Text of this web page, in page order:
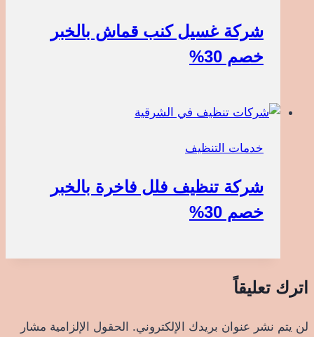
شركة غسيل كنب قماش بالخبر
خصم 30%
خدمات التنظيف
شركة تنظيف فلل فاخرة بالخبر
خصم 30%
اترك تعليقاً
لن يتم نشر عنوان بريدك الإلكتروني. الحقول الإلزامية مشار